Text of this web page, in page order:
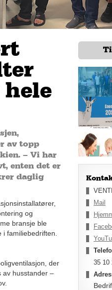
hele
av topp
– Vi har
enten det er
daglig
og
bransje ble
familiebedriften.
der
av husstander –
Mail
35 10